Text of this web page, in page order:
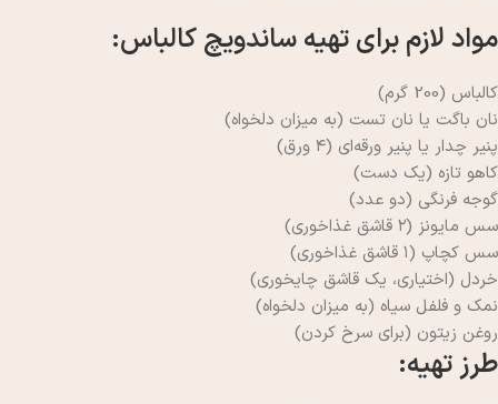
مواد لازم برای تهیه ساندویچ کالباس:
کالباس (200 گرم)
نان باگت یا نان تست (به میزان دلخواه)
پنیر چدار یا پنیر ورقه‌ای (۴ ورق)
کاهو تازه (یک دست)
گوجه فرنگی (دو عدد)
سس مایونز (۲ قاشق غذاخوری)
سس کچاپ (۱ قاشق غذاخوری)
خردل (اختیاری، یک قاشق چایخوری)
نمک و فلفل سیاه (به میزان دلخواه)
روغن زیتون (برای سرخ کردن)
طرز تهیه: